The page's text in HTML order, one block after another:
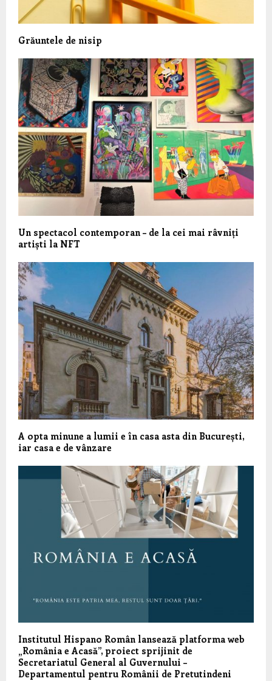
Grăuntele de nisip
Un spectacol contemporan – de la cei mai râvniți
artiști la NFT
A opta minune a lumii e în casa asta din București,
iar casa e de vânzare
Institutul Hispano Român lansează platforma web
„România e Acasă”, proiect sprijinit de
Secretariatul General al Guvernului –
Departamentul pentru Românii de Pretutindeni